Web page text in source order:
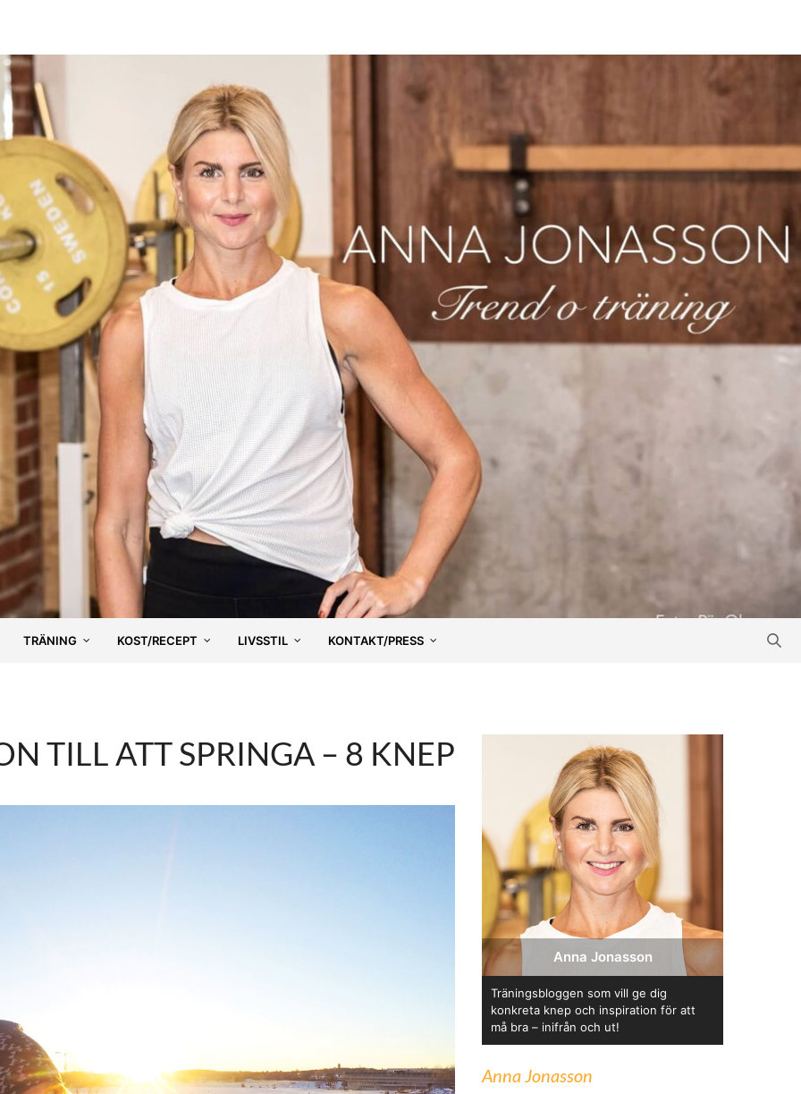
TRÄNING KOST/RECEPT LIVSSTIL KONTAKT/PRESS
TILL ATT SPRINGA – 8 KNEP
Anna Jonasson
Träningsbloggen som vill ge dig
konkreta knep och inspiration för att
må bra – inifrån och ut!
Anna Jonasson